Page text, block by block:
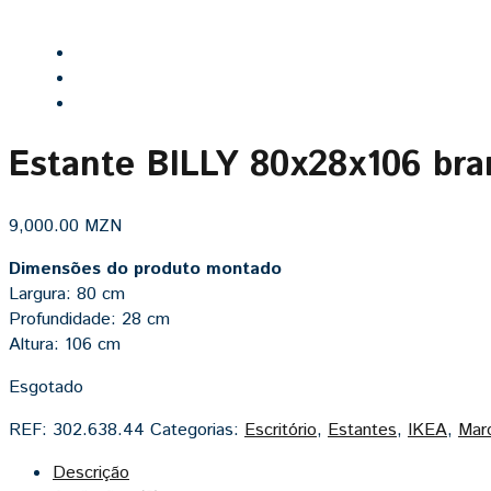
Estante BILLY 80x28x106
9,000.00 MZN
Dimensões do produto montado
Largura: 80 cm
Profundidade: 28 cm
Altura: 106 cm
Esgotado
REF: 302.638.44 Categorias: Escritório, Estantes, IKEA,
Descrição